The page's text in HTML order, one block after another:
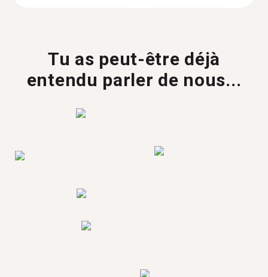
Tu as peut-être déjà
entendu parler de nous...